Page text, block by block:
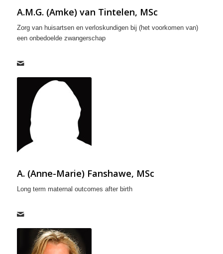
A.M.G. (Amke) van Tintelen, MSc
Zorg van huisartsen en verloskundigen bij (het voorkomen van)
een onbedoelde zwangerschap
A. (Anne-Marie) Fanshawe, MSc
Long term maternal outcomes after birth